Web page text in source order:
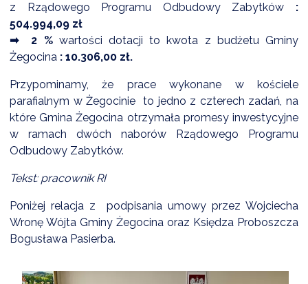
z Rządowego Programu Odbudowy Zabytków :
504.994,09 zł
➡ 2 % wartości dotacji to kwota z budżetu Gminy
Żegocina : 10.306,00 zł.
Przypominamy, że prace wykonane w kościele
parafialnym w Żegocinie to jedno z czterech zadań, na
które Gmina Żegocina otrzymała promesy inwestycyjne
w ramach dwóch naborów Rządowego Programu
Odbudowy Zabytków.
Tekst: pracownik RI
Poniżej relacja z podpisania umowy przez Wojciecha
Wronę Wójta Gminy Żegocina oraz Księdza Proboszcza
Bogusława Pasierba.